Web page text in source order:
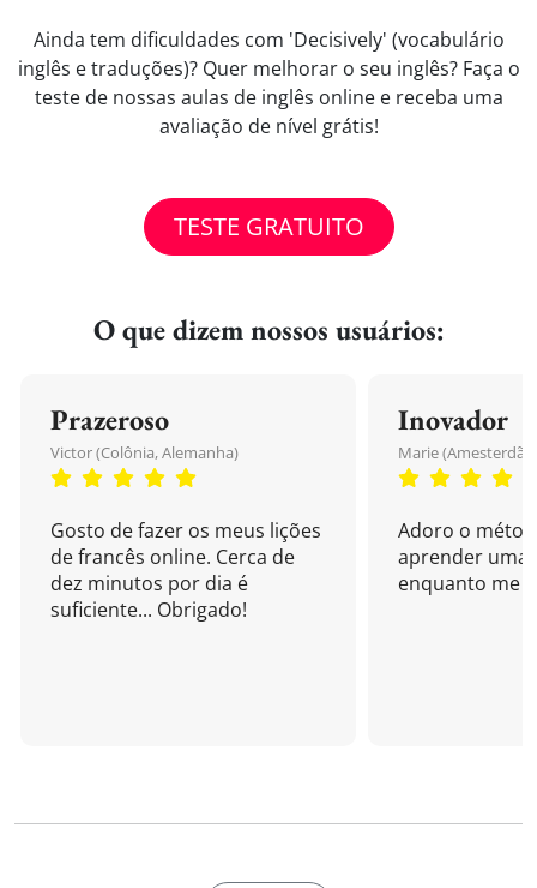
Ainda tem dificuldades com 'Decisively' (vocabulário
inglês e traduções)? Quer melhorar o seu inglês? Faça o
teste de nossas aulas de inglês online e receba uma
avaliação de nível grátis!
TESTE GRATUITO
O que dizem nossos usuários:
Prazeroso
Victor (Colônia, Alemanha)
Gosto de fazer os meus lições
de francês online. Cerca de
dez minutos por dia é
suficiente... Obrigado!
Inovador
Marie
Adoro o
aprender uma
enquanto me